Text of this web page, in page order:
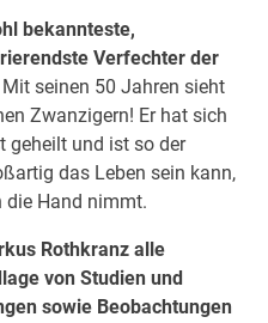
bekannteste,
Verfechter der
Mit seinen 50 Jahren sieht
Zwanzigern! Er hat sich
geheilt und ist so der
das Leben sein kann,
die Hand nimmt.
Rothkranz alle
von Studien und
sowie Beobachtungen